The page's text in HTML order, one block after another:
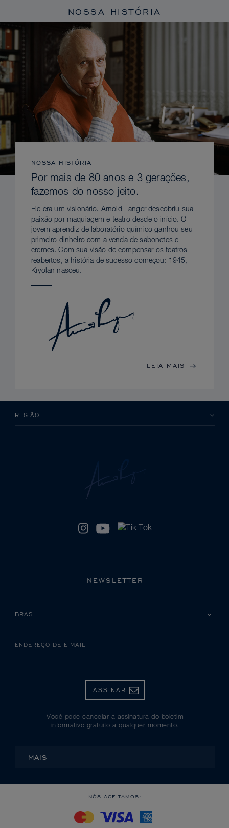
NOSSA HISTÓRIA
NOSSA HISTÓRIA
Por mais de 80 anos e 3 gerações,
fazemos do nosso jeito.
Ele era um visionário. Arnold Langer descobriu sua
paixão por maquiagem e teatro desde o início. O
jovem aprendiz de laboratório químico ganhou seu
primeiro dinheiro com a venda de sabonetes e
cremes. Com sua visão de compensar os teatros
reabertos, a história de sucesso começou: 1945,
Kryolan nasceu.
LEIA MAIS
REGIÃO
NEWSLETTER
ENDEREÇO DE E-MAIL
ASSINAR
Você pode cancelar a assinatura do boletim
informativo gratuito a qualquer momento.
MAIS
NÓS ACEITAMOS: